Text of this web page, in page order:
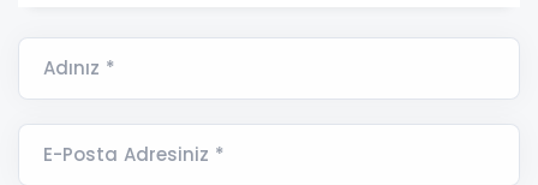
Adınız *
E-Posta Adresiniz *